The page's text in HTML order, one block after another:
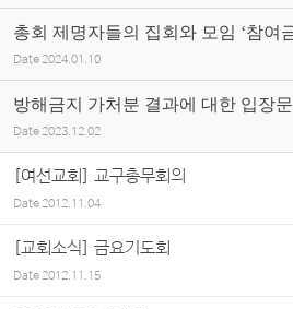
총회 제명자들의 집회와 모임 ‘참여
Date 2024.01.10
방해금지 가처분 결과에 대한 입장문
Date 2023.12.02
[여선교회] 교구총무회의
Date2012.11.04
[교회소식] 금요기도회
Date2012.11.15